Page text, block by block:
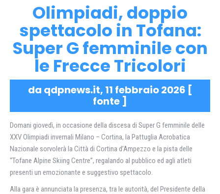
Olimpiadi, doppio
spettacolo in Tofana:
Super G femminile con
le Frecce Tricolori
da qdpnews.it, 11 febbraio 2026 [
fonte ]
Domani giovedì, in occasione della discesa di Super G femminile delle
XXV Olimpiadi invernali Milano – Cortina, la Pattuglia Acrobatica
Nazionale sorvolerà la Città di Cortina d’Ampezzo e la pista delle
“Tofane Alpine Skiing Centre”, regalando al pubblico ed agli atleti
presenti un emozionante e suggestivo spettacolo.
Alla gara è annunciata la presenza, tra le autorità, del Presidente della